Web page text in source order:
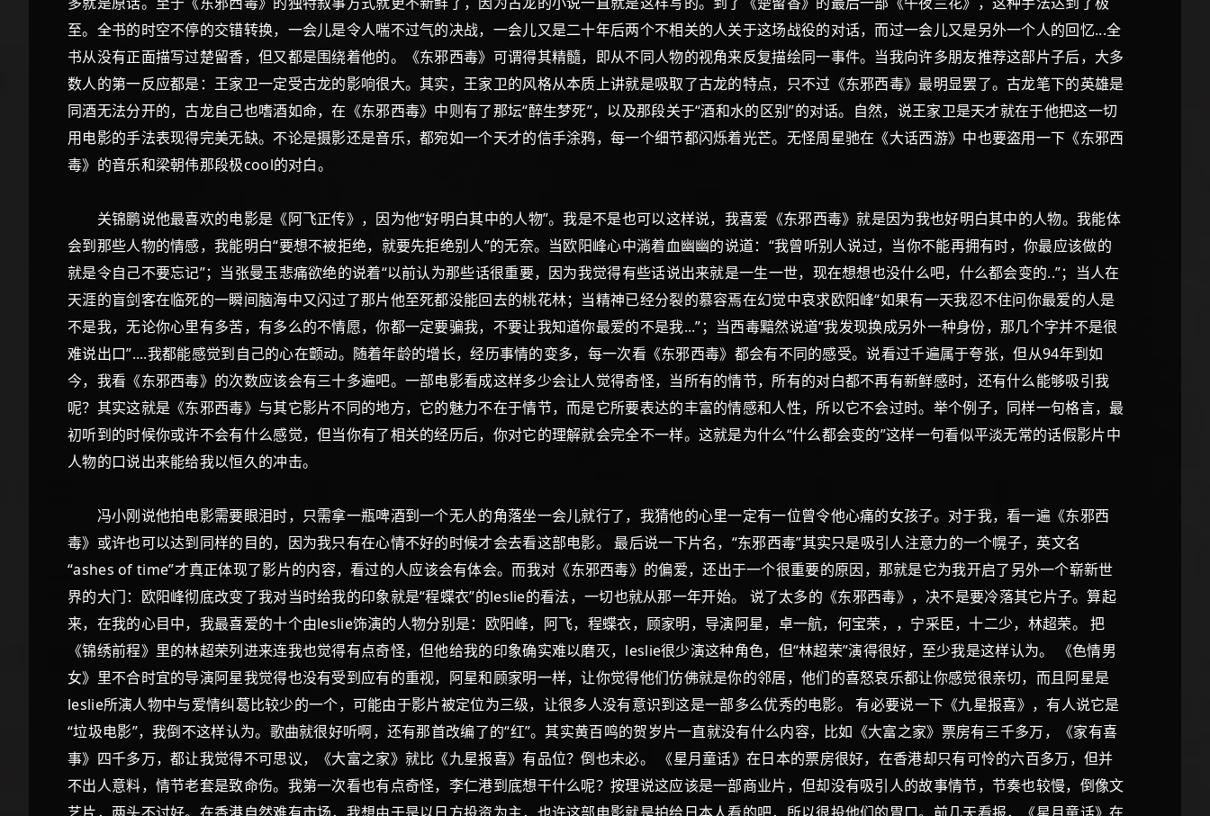
至。全书的时空不停的交错转换，一会儿是令人喘不过气的决战，一会儿又是二十年后两个不相关的人关于这场战役的对话，而过一会儿又是另外一个人的回忆...全
书从没有正面描写过楚留香，但又都是围绕着他的。《东邪西毒》可谓得其精髓，即从不同人物的视角来反复描绘同一事件。当我向许多朋友推荐这部片子后，大多
数人的第一反应都是：王家卫一定受古龙的影响很大。其实，王家卫的风格从本质上讲就是吸取了古龙的特点，只不过《东邪西毒》最明显罢了。古龙笔下的英雄是
同酒无法分开的，古龙自己也嗜酒如命，在《东邪西毒》中则有了那坛“醉生梦死”，以及那段关于“酒和水的区别”的对话。自然，说王家卫是天才就在于他把这一切
用电影的手法表现得完美无缺。不论是摄影还是音乐，都宛如一个天才的信手涂鸦，每一个细节都闪烁着光芒。无怪周星驰在《大话西游》中也要盗用一下《东邪西
毒》的音乐和梁朝伟那段极cool的对白。
关锦鹏说他最喜欢的电影是《阿飞正传》，因为他“好明白其中的人物”。我是不是也可以这样说，我喜爱《东邪西毒》就是因为我也好明白其中的人物。我能体
会到那些人物的情感，我能明白“要想不被拒绝，就要先拒绝别人”的无奈。当欧阳峰心中淌着血幽幽的说道：“我曾听别人说过，当你不能再拥有时，你最应该做的
就是令自己不要忘记”；当张曼玉悲痛欲绝的说着“以前认为那些话很重要，因为我觉得有些话说出来就是一生一世，现在想想也没什么吧，什么都会变的..”；当人在
天涯的盲剑客在临死的一瞬间脑海中又闪过了那片他至死都没能回去的桃花林；当精神已经分裂的慕容焉在幻觉中哀求欧阳峰“如果有一天我忍不住问你最爱的人是
不是我，无论你心里有多苦，有多么的不情愿，你都一定要骗我，不要让我知道你最爱的不是我...”；当西毒黯然说道“我发现换成另外一种身份，那几个字并不是很
难说出口”....我都能感觉到自己的心在颤动。随着年龄的增长，经历事情的变多，每一次看《东邪西毒》都会有不同的感受。说看过千遍属于夸张，但从94年到如
今，我看《东邪西毒》的次数应该会有三十多遍吧。一部电影看成这样多少会让人觉得奇怪，当所有的情节，所有的对白都不再有新鲜感时，还有什么能够吸引我
呢？其实这就是《东邪西毒》与其它影片不同的地方，它的魅力不在于情节，而是它所要表达的丰富的情感和人性，所以它不会过时。举个例子，同样一句格言，最
初听到的时候你或许不会有什么感觉，但当你有了相关的经历后，你对它的理解就会完全不一样。这就是为什么“什么都会变的”这样一句看似平淡无常的话假影片中
人物的口说出来能给我以恒久的冲击。
冯小刚说他拍电影需要眼泪时，只需拿一瓶啤酒到一个无人的角落坐一会儿就行了，我猜他的心里一定有一位曾令他心痛的女孩子。对于我，看一遍《东邪西
毒》或许也可以达到同样的目的，因为我只有在心情不好的时候才会去看这部电影。 最后说一下片名，“东邪西毒”其实只是吸引人注意力的一个幌子，英文名
“ashes of time”才真正体现了影片的内容，看过的人应该会有体会。而我对《东邪西毒》的偏爱，还出于一个很重要的原因，那就是它为我开启了另外一个崭新世
界的大门：欧阳峰彻底改变了我对当时给我的印象就是“程蝶衣”的leslie的看法，一切也就从那一年开始。 说了太多的《东邪西毒》，决不是要冷落其它片子。算起
来，在我的心目中，我最喜爱的十个由leslie饰演的人物分别是：欧阳峰，阿飞，程蝶衣，顾家明，导演阿星，卓一航，何宝荣，，宁采臣，十二少，林超荣。 把
《锦绣前程》里的林超荣列进来连我也觉得有点奇怪，但他给我的印象确实难以磨灭，leslie很少演这种角色，但“林超荣”演得很好，至少我是这样认为。 《色情男
女》里不合时宜的导演阿星我觉得也没有受到应有的重视，阿星和顾家明一样，让你觉得他们仿佛就是你的邻居，他们的喜怒哀乐都让你感觉很亲切，而且阿星是
leslie所演人物中与爱情纠葛比较少的一个，可能由于影片被定位为三级，让很多人没有意识到这是一部多么优秀的电影。 有必要说一下《九星报喜》，有人说它是
“垃圾电影”，我倒不这样认为。歌曲就很好听啊，还有那首改编了的“红”。其实黄百鸣的贺岁片一直就没有什么内容，比如《大富之家》票房有三千多万，《家有喜
事》四千多万，都让我觉得不可思议，《大富之家》就比《九星报喜》有品位？倒也未必。 《星月童话》在日本的票房很好，在香港却只有可怜的六百多万，但并
不出人意料，情节老套是致命伤。我第一次看也有点奇怪，李仁港到底想干什么呢？按理说这应该是一部商业片，但却没有吸引人的故事情节，节奏也较慢，倒像文